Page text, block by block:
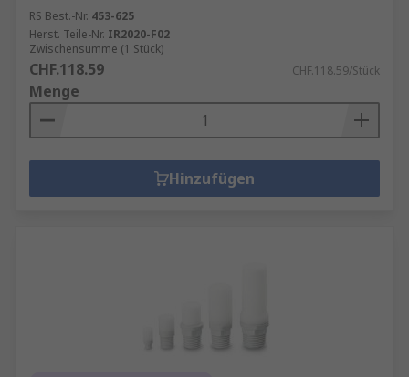
RS Best.-Nr. 453-625
Herst. Teile-Nr. IR2020-F02
Zwischensumme (1 Stück)
CHF.118.59 CHF.118.59/Stück
Menge
Hinzufügen